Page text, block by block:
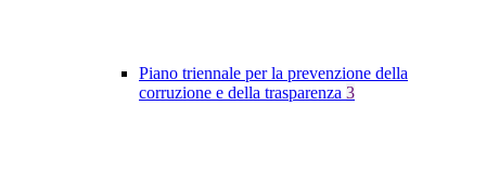
Piano triennale per la prevenzione della
corruzione e della trasparenza 3